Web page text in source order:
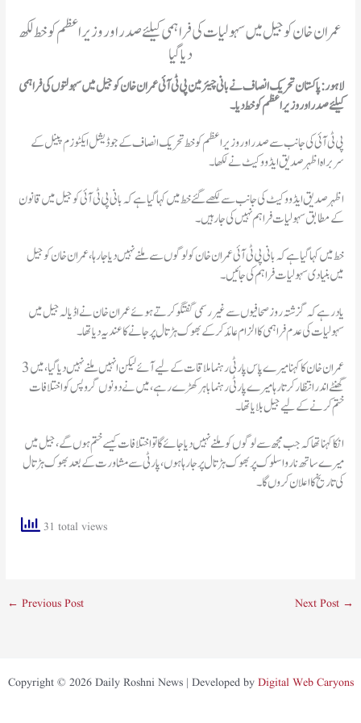
عمران خان کو جیل میں سہولیات کی فراہمی کیلئے صدر اور وزیراعظم کو خط لکھ
دیا گیا
لاہور: پاکستان تحریک انصاف نے بانی چیئرمین پی ٹی آئی عمران خان کو جیل میں سہولتوں کی فراہمی
کیلئے صدر اور وزیراعظم کو خط دیا۔
پی ٹی آئی کی جانب سے صدر اور وزیراعظم کو خط تحریک انصاف کے جوڈیشل ایکٹوزم پینل کے
سربراہ اظہر صدیق ایڈووکیٹ نے لکھا۔
اظہر صدیق ایڈووکیٹ کی جانب سے لکھے گئے خط میں کہا گیا ہے کہ بانی پی ٹی آئی کو جیل میں قانون
کے مطابق سہولیات فراہم نہیں کی جا رہیں۔
خط میں کہا گیا ہے کہ بانی پی ٹی آئی عمران خان کو لوگوں سے ملنے نہیں دیا جا رہا، عمران خان کو جیل
میں بنیادی سہولیات فراہم کی جائیں۔
یاد رہے کہ گزشتہ روز صحافیوں سے غیر رسمی گفتگو کرتے ہوئے عمران خان نے اڈیالہ جیل میں
سہولیات کی عدم فراہمی کا الزام عائد کر کے بھوک ہڑتال پر جانے کا عندیہ دیا تھا۔
عمران خان کا کہنا میرے پاس پارٹی رہنما ملاقات کے لیے آئے لیکن انہیں ملنے نہیں دیا گیا، میں 3
گھنٹے اندر انتظار کرتا رہا میرے پارٹی رہنما باہر کھڑے رہے، میں نے دونوں گروپس کو اختلافات
ختم کرنے کےلیے جیل بلایا تھا۔
انکا کہنا تھا کہ جب مجھ سے لوگوں کو ملنے نہیں دیا جائے گا تو اختلافات کیسے ختم ہوں گے، جیل میں
میرے ساتھ ناروا سلوک پر بھوک ہڑتال پر جارہا ہوں، پارٹی سے مشاورت کے بعد بھوک ہڑتال
کی تاریخ کا اعلان کروں گا۔
31 total views
← Previous Post Next Post →
Copyright © 2026 Daily Roshni News | Developed by Digital Web Caryons